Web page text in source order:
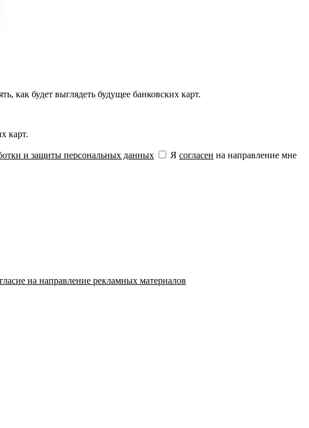
как будет выглядеть будущее банковских карт.
карт.
и защиты персональных данных Я согласен на направление мне
на направление рекламных материалов